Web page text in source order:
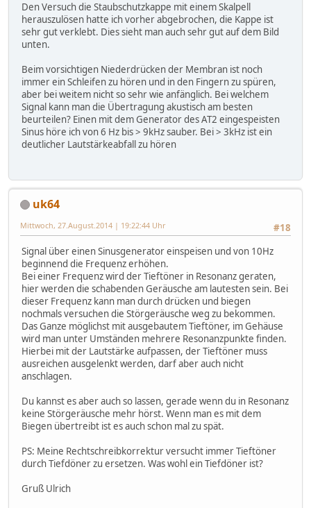
Den Versuch die Staubschutzkappe mit einem Skalpell
herauszulösen hatte ich vorher abgebrochen, die Kappe ist
sehr gut verklebt. Dies sieht man auch sehr gut auf dem Bild
unten.
Beim vorsichtigen Niederdrücken der Membran ist noch
immer ein Schleifen zu hören und in den Fingern zu spüren,
aber bei weitem nicht so sehr wie anfänglich. Bei welchem
Signal kann man die Übertragung akustisch am besten
beurteilen? Einen mit dem Generator des AT2 eingespeisten
Sinus höre ich von 6 Hz bis > 9kHz sauber. Bei > 3kHz ist ein
deutlicher Lautstärkeabfall zu hören
uk64
#18
Mittwoch, 27.August.2014 | 19:22:44 Uhr
Signal über einen Sinusgenerator einspeisen und von 10Hz
beginnend die Frequenz erhöhen.
Bei einer Frequenz wird der Tieftöner in Resonanz geraten,
hier werden die schabenden Geräusche am lautesten sein. Bei
dieser Frequenz kann man durch drücken und biegen
nochmals versuchen die Störgeräusche weg zu bekommen.
Das Ganze möglichst mit ausgebautem Tieftöner, im Gehäuse
wird man unter Umständen mehrere Resonanzpunkte finden.
Hierbei mit der Lautstärke aufpassen, der Tieftöner muss
ausreichen ausgelenkt werden, darf aber auch nicht
anschlagen.
Du kannst es aber auch so lassen, gerade wenn du in Resonanz
keine Störgeräusche mehr hörst. Wenn man es mit dem
Biegen übertreibt ist es auch schon mal zu spät.
PS: Meine Rechtschreibkorrektur versucht immer Tieftöner
durch Tiefdöner zu ersetzen. Was wohl ein Tiefdöner ist?
Gruß Ulrich